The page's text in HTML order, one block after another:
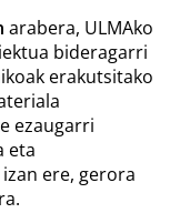
arabera, ULMAko
bideragarri
erakutsitako
ezaugarri
eta
ere, gerora